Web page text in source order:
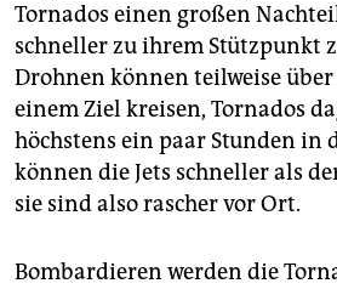
Tornados einen großen
schneller zu ihrem Stützpunkt
Drohnen können teilweise über
einem Ziel kreisen, Tornados
höchstens ein paar Stunden in
können die Jets schneller als
sie sind also rascher vor Ort.
Bombardieren werden die